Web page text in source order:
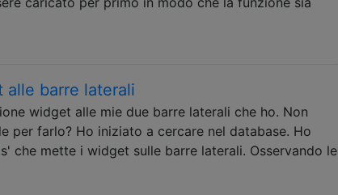
barre laterali
widget alle mie due barre laterali che ho. Non
per farlo? Ho iniziato a cercare nel database. Ho
che mette i widget sulle barre laterali. Osservando le